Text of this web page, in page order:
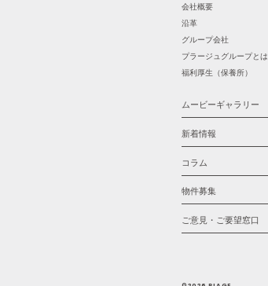
会社概要
沿革
グループ会社
プラージュグループとは
福利厚生（保養所）
ムービーギャラリー
新着情報
コラム
物件募集
ご意見・ご要望窓口